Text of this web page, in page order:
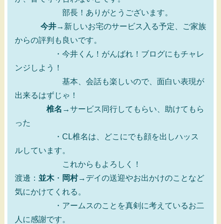
部長！ありがとうございます。
今井→新しいお宅のサービス入る予定、ご家族
からの評判も良いです。
・今井くん！がんばれ！ブログにもチャレ
ンジしよう！
基本、会話も楽しいので、面白い表現が
出来るはずじゃ！
椎名 →サービス同行してもらい、助けてもら
った
・CL椎名は、どこにでも顔を出しハッス
ルしています。
これからもよろしく！
渡邊： 並木・ 岡村→デイの送迎やお出かけのことなど
気にかけてくれる。
・アームスのことを真剣に考えているお二
人に感謝です。